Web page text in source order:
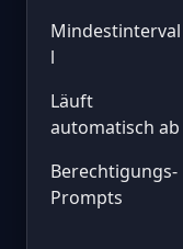
Mindestinterval
l
Läuft
automatisch ab
Berechtigungs-
Prompts